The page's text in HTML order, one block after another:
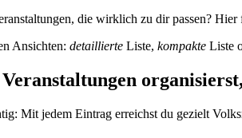
die wirklich zu dir passen? Hier
Ansichten: detaillierte Liste, kompakte Liste
Veranstaltungen
Mit jedem Eintrag erreichst du gezielt